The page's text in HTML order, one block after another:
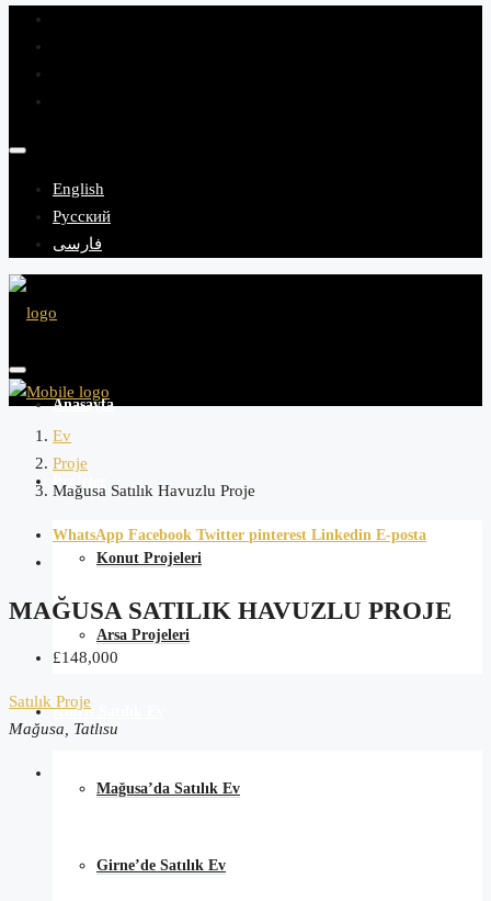
English
Русский
فارسی
Anasayfa
Projeler
Konut Projeleri
Arsa Projeleri
Kıbrıs Satılık Ev
Mağusa’da Satılık Ev
Girne’de Satılık Ev
Ev
Proje
Mağusa Satılık Havuzlu Proje
WhatsApp Facebook Twitter pinterest Linkedin E-posta
MAĞUSA SATILIK HAVUZLU PROJE
£148,000
Satılık Proje
Mağusa, Tatlısu